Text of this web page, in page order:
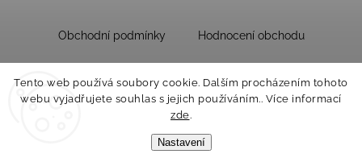
Tento web používá soubory cookie. Dalším procházením tohoto
webu vyjadřujete souhlas s jejich používáním.. Více informací
zde.
Nastavení
Obchodní podmínky Hodnocení obchodu